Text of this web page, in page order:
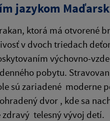
jazykom
ktorá má otvorené
v dvoch triedach
výchovno-
pobytu.
sú zariadené
dvor , kde sa
telesný vývoj detí.